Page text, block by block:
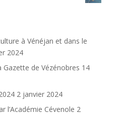
à Vénéjan et dans le
2024
de Vézénobres 14
2 janvier 2024
l’Académie Cévenole 2